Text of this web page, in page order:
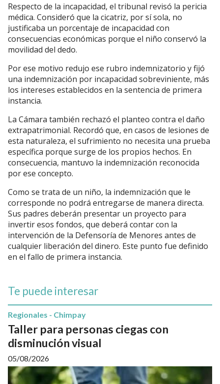
Respecto de la incapacidad, el tribunal revisó la pericia
médica. Consideró que la cicatriz, por sí sola, no
justificaba un porcentaje de incapacidad con
consecuencias económicas porque el niño conservó la
movilidad del dedo.
Por ese motivo redujo ese rubro indemnizatorio y fijó
una indemnización por incapacidad sobreviniente, más
los intereses establecidos en la sentencia de primera
instancia.
La Cámara también rechazó el planteo contra el daño
extrapatrimonial. Recordó que, en casos de lesiones de
esta naturaleza, el sufrimiento no necesita una prueba
específica porque surge de los propios hechos. En
consecuencia, mantuvo la indemnización reconocida
por ese concepto.
Como se trata de un niño, la indemnización que le
corresponde no podrá entregarse de manera directa.
Sus padres deberán presentar un proyecto para
invertir esos fondos, que deberá contar con la
intervención de la Defensoría de Menores antes de
cualquier liberación del dinero. Este punto fue definido
en el fallo de primera instancia.
Te puede interesar
Taller para personas ciegas con
disminución visual
Regionales - Chimpay
05/08/2026